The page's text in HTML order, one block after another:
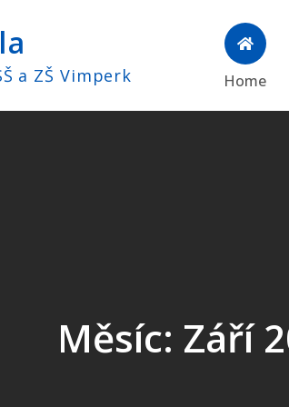
a ZŠ Vimperk Home
Měsíc: Září